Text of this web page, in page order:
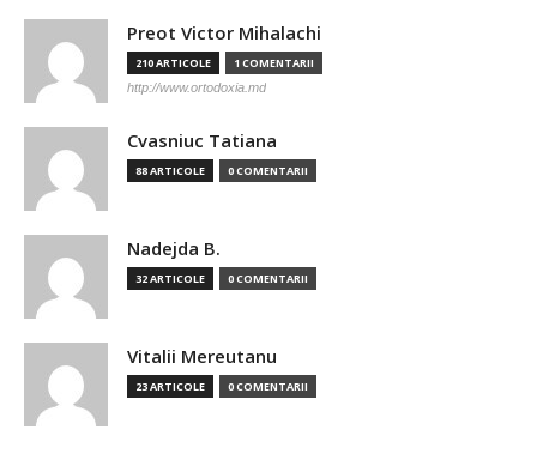
Preot Victor Mihalachi
210 ARTICOLE 1 COMENTARII
http://www.ortodoxia.md
Cvasniuc Tatiana
88 ARTICOLE 0 COMENTARII
Nadejda B.
32 ARTICOLE 0 COMENTARII
Vitalii Mereutanu
23 ARTICOLE 0 COMENTARII